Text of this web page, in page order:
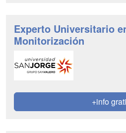
Experto Universitario
Monitorización
+info